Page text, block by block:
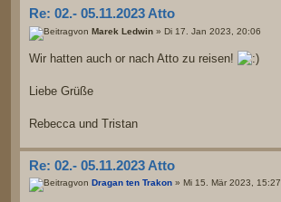
Re: 02.- 05.11.2023 Atto
von Marek Ledwin » Di 17. Jan 2023, 20:06
Wir hatten auch or nach Atto zu reisen!
Liebe Grüße
Rebecca und Tristan
Re: 02.- 05.11.2023 Atto
von Dragan ten Trakon » Mi 15. Mär 2023, 15:27